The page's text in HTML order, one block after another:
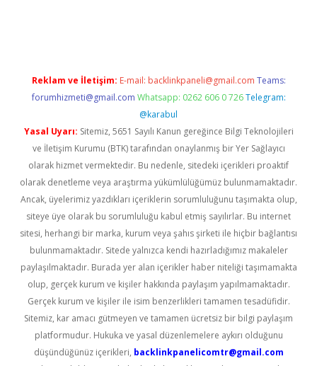
Reklam ve İletişim: E-mail: backlinkpaneli@gmail.com Teams:
forumhizmeti@gmail.com Whatsapp: 0262 606 0 726 Telegram:
@karabul
Yasal Uyarı: Sitemiz, 5651 Sayılı Kanun gereğince Bilgi Teknolojileri
ve İletişim Kurumu (BTK) tarafından onaylanmış bir Yer Sağlayıcı
olarak hizmet vermektedir. Bu nedenle, sitedeki içerikleri proaktif
olarak denetleme veya araştırma yükümlülüğümüz bulunmamaktadır.
Ancak, üyelerimiz yazdıkları içeriklerin sorumluluğunu taşımakta olup,
siteye üye olarak bu sorumluluğu kabul etmiş sayılırlar. Bu internet
sitesi, herhangi bir marka, kurum veya şahıs şirketi ile hiçbir bağlantısı
bulunmamaktadır. Sitede yalnızca kendi hazırladığımız makaleler
paylaşılmaktadır. Burada yer alan içerikler haber niteliği taşımamakta
olup, gerçek kurum ve kişiler hakkında paylaşım yapılmamaktadır.
Gerçek kurum ve kişiler ile isim benzerlikleri tamamen tesadüfidir.
Sitemiz, kar amacı gütmeyen ve tamamen ücretsiz bir bilgi paylaşım
platformudur. Hukuka ve yasal düzenlemelere aykırı olduğunu
düşündüğünüz içerikleri, backlinkpanelicomtr@gmail.com